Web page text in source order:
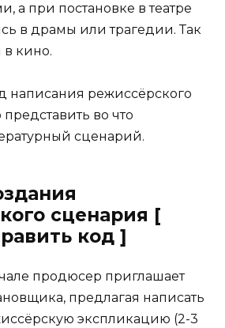
а при постановке в театре
в драмы или трагедии. Так
кино.
написания режиссёрского
во что
сценарий.
сценария [
код ]
продюсер приглашает
предлагая написать
экспликацию (2-3